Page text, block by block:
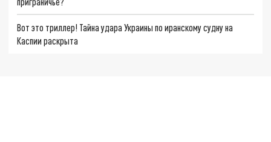
Вот это триллер! Тайна удара Украины по иранскому судну на
Каспии раскрыта